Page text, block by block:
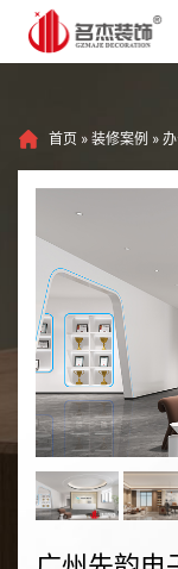
首页 » 装修案例 »